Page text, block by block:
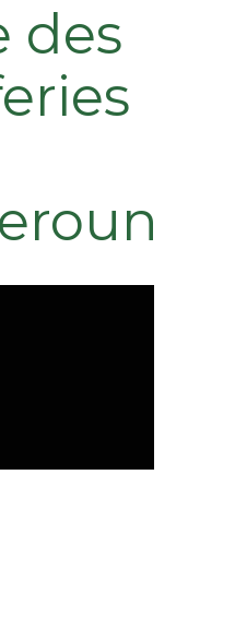
des